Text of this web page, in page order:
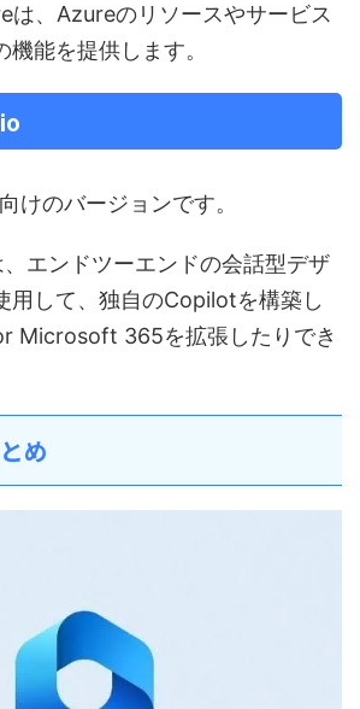
、Azureのリソースやサービス
能を提供します。
けのバージョンです。
エンドツーエンドの会話型デザ
用して、独自のCopilotを構築し
Microsoft 365を拡張したりでき
め